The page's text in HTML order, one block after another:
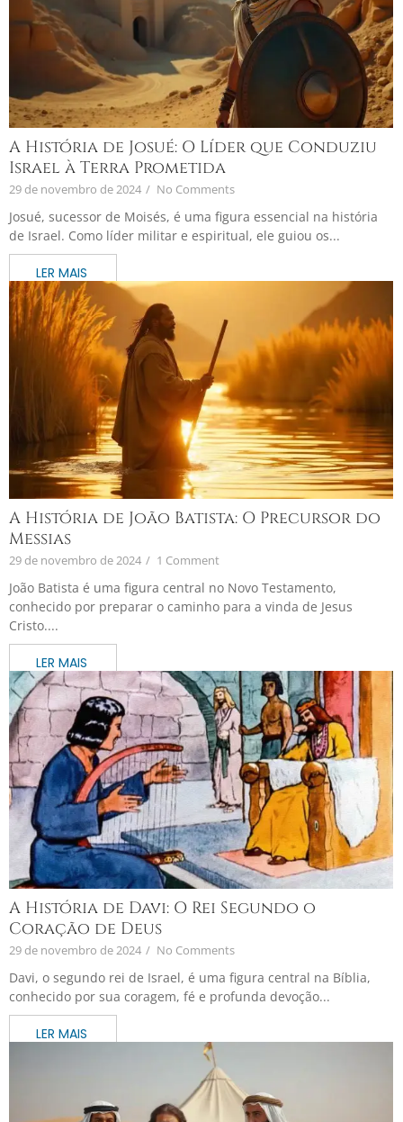
A História de Josué: O Líder que Conduziu
Israel à Terra Prometida
29 de novembro de 2024 / No Comments
Josué, sucessor de Moisés, é uma figura essencial na história
de Israel. Como líder militar e espiritual, ele guiou os...
A História de João Batista: O Precursor do
Messias
29 de novembro de 2024 / 1 Comment
João Batista é uma figura central no Novo Testamento,
conhecido por preparar o caminho para a vinda de Jesus
Cristo....
A História de Davi: O Rei Segundo o
Coração de Deus
29 de novembro de 2024 / No Comments
Davi, o segundo rei de Israel, é uma figura central na Bíblia,
conhecido por sua coragem, fé e profunda devoção...